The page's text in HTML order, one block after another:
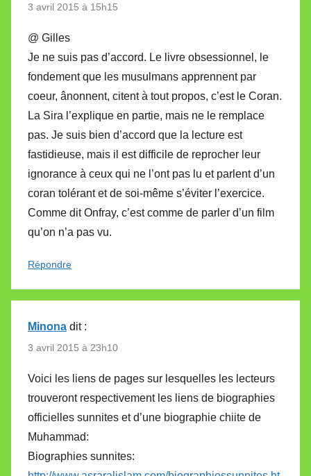
3 avril 2015 à 15h15
@ Gilles
Je ne suis pas d’accord. Le livre obsessionnel, le
fondement que les musulmans apprennent par
coeur, ânonnent, citent à tout propos, c’est le Coran.
La Sira l’explique en partie, mais ne le remplace
pas. Je suis bien d’accord que la lecture est
fastidieuse, mais il est difficile de reprocher leur
ignorance à ceux qui ne l’ont pas lu et parlent d’un
coran tolérant et de soi-même s’éviter l’exercice.
Comme dit Onfray, c’est comme de parler d’un film
qu’on n’a pas vu.
Répondre
Minona dit :
3 avril 2015 à 23h10
Voici les liens de pages sur lesquelles les lecteurs
trouveront respectivement les liens de biographies
officielles sunnites et d’une biographie chiite de
Muhammad:
Biographies sunnites: